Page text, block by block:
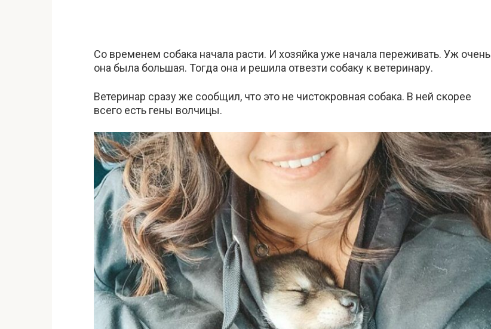
Со временем собака начала расти. И хозяйка уже начала переживать. Уж очень
она была большая. Тогда она и решила отвезти собаку к ветеринару.
Ветеринар сразу же сообщил, что это не чистокровная собака. В ней скорее
всего есть гены волчицы.